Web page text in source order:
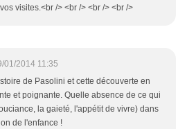
visites.<br /> <br /> <br /> <br />
01/2014 11:35
de Pasolini et cette découverte en
et poignante. Quelle absence de ce qui
la gaieté, l'appétit de vivre) dans
de l'enfance !